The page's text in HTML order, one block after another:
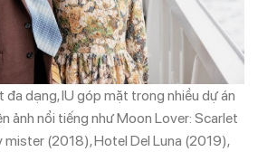
đa dạng, IU góp mặt trong nhiều dự án
ảnh nổi tiếng như Moon Lover: Scarlet
mister (2018), Hotel Del Luna (2019),